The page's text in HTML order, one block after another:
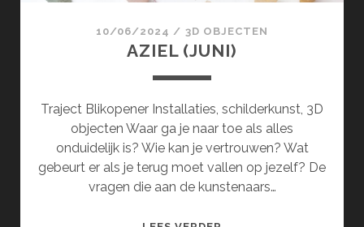
10/06/2024 / 3D OBJECTEN
AZIEL (JUNI)
Traject Blikopener Installaties, schilderkunst, 3D
objecten Waar ga je naar toe als alles
onduidelijk is? Wie kan je vertrouwen? Wat
gebeurt er als je terug moet vallen op jezelf? De
vragen die aan de kunstenaars…